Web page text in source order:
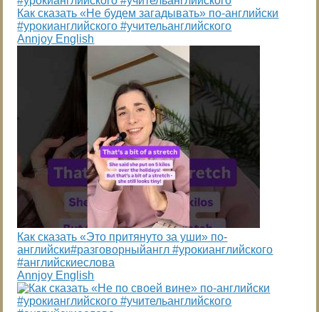
Как сказать «Не будем загадывать» по-английски
#урокианглийского #учительанглийского
Annjoy English
Как сказать «Это притянуто за уши» по-
английски#разговорныйангл #урокианглийского
#английскиеслова
Annjoy English